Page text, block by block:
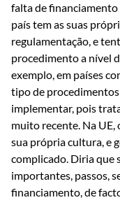
falta de financiamento
país tem as suas
regulamentação, e
procedimento a nível
exemplo, em países
tipo de procedimentos
implementar, pois
muito recente. Na UE,
sua própria cultura, e
complicado. Diria que
importantes, passos,
financiamento, de